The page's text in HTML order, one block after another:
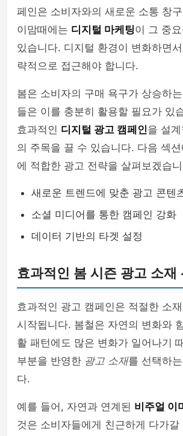
페인은 소비자와의 새로운 소통 창
이맘때에는 디지털 마케팅이 그 중
있습니다. 디지털 환경이 변화하면
략적으로 접근해야 합니다.
봄은 소비자의 구매 욕구가 상승하
들은 이를 충분히 활용할 필요가 있
효과적인 디지털 광고 캠페인을 설
의 주목을 끌 수 있습니다. 다음 섹
에 적합한 광고 전략을 살펴보겠습
새로운 트렌드에 맞춘 광고 콘텐
소셜 미디어를 통한 캠페인 강화
데이터 기반의 타겟 설정
효과적인 봄 시즌 광고 소재
효과적인 광고 캠페인은 적절한 소
시작됩니다. 봄철은 자연의 변화와
활 패턴에도 많은 변화가 일어나기
부분을 반영한 광고 소재를 선택하
다.
예를 들어, 자연과 연계된 비주얼 이
것은 소비자들에게 친근하게 다가